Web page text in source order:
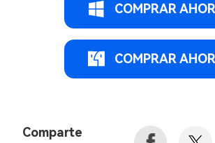
COMPRAR
COMPRAR
Comparte